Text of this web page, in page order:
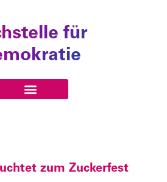
für
zum Zuckerfest